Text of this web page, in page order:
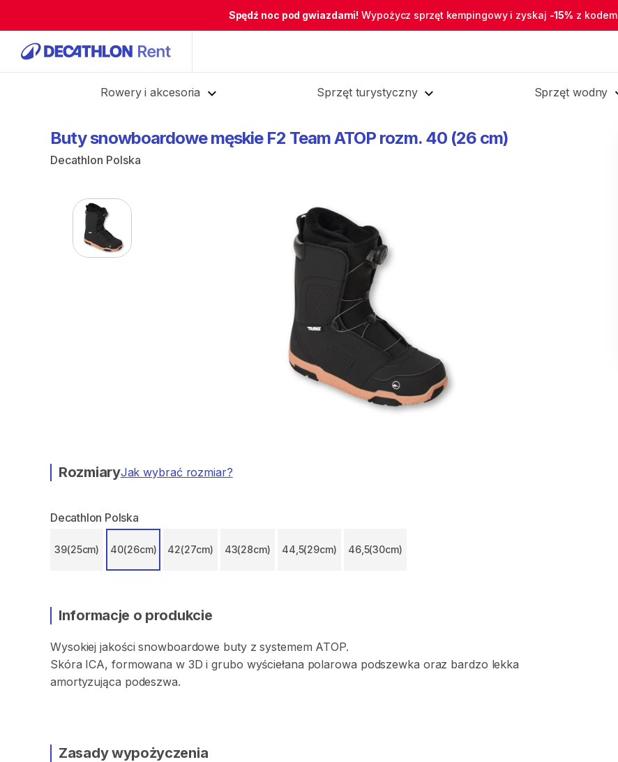
Spędź noc pod gwiazdami! Wypożycz sprzęt kempingowy i zyskaj -15% z kodem
Rowery i akcesoria Sprzęt turystyczny Sprzęt wodny
Butysnowboardowe męskie F2 TeamATOP rozm. 40 (26 cm)
Decathlon Polska
RozmiaryJak wybrać rozmiar?
Decathlon Polska
39(25cm) 40(26cm) 42(27cm) 43(28cm) 44,5(29cm) 46,5(30cm)
Informacje o produkcie
Wysokiej jakości snowboardowe buty z systemem ATOP.
Skóra ICA​​,​ formowana w 3D i grubo wyściełana polarowa podszewka oraz bardzo lekka
amortyzująca podeszwa.
Zasady wypożyczenia